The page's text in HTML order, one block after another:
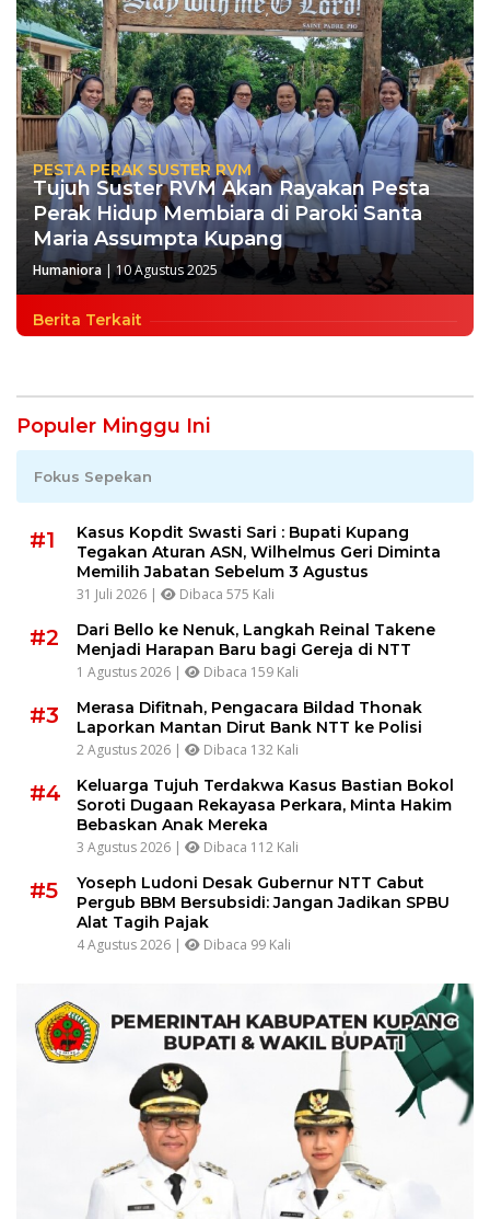
PESTA PERAK SUSTER RVM
Tujuh Suster RVM Akan Rayakan Pesta
Perak Hidup Membiara di Paroki Santa
Maria Assumpta Kupang
Humaniora |10 Agustus 2025
Berita Terkait
Populer Minggu Ini
Fokus Sepekan
#1
Kasus Kopdit Swasti Sari : Bupati Kupang
Tegakan Aturan ASN, Wilhelmus Geri Diminta
Memilih Jabatan Sebelum 3 Agustus
31 Juli 2026 | Dibaca 575 Kali
#2
Dari Bello ke Nenuk, Langkah Reinal Takene
Menjadi Harapan Baru bagi Gereja di NTT
1 Agustus 2026 | Dibaca 159 Kali
#3
Merasa Difitnah, Pengacara Bildad Thonak
Laporkan Mantan Dirut Bank NTT ke Polisi
2 Agustus 2026 | Dibaca 132 Kali
#4
Keluarga Tujuh Terdakwa Kasus Bastian Bokol
Soroti Dugaan Rekayasa Perkara, Minta Hakim
Bebaskan Anak Mereka
3 Agustus 2026 | Dibaca 112 Kali
#5
Yoseph Ludoni Desak Gubernur NTT Cabut
Pergub BBM Bersubsidi: Jangan Jadikan SPBU
Alat Tagih Pajak
4 Agustus 2026 | Dibaca 99 Kali